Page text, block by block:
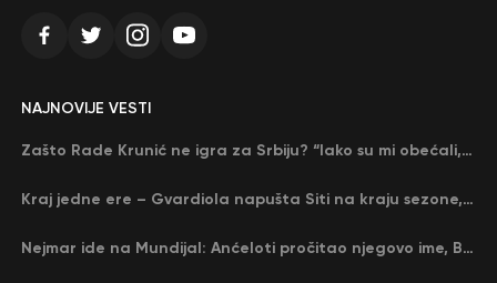
NAJNOVIJE VESTI
Zašto Rade Krunić ne igra za Srbiju? “Iako su mi obećali, niko me nije zvao…”
Kraj jedne ere – Gvardiola napušta Siti na kraju sezone, menja ga njegov nekadašnji rival
Nejmar ide na Mundijal: Anćeloti pročitao njegovo ime, Brazil u delirijumu (VIDEO)